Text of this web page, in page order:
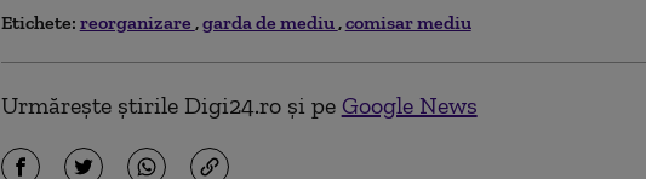
Etichete: reorganizare garda de mediu comisar mediu
Urmărește știrile Digi24.ro și pe Google News